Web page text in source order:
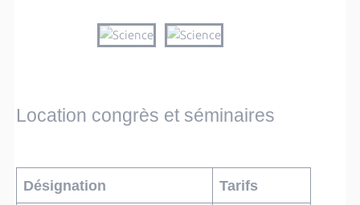
Location congrès et séminaires
Désignation Tarifs